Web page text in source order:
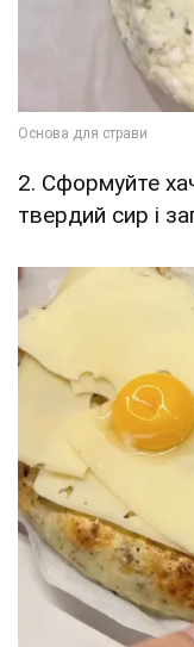
2. Сформуйте
твердий сир і